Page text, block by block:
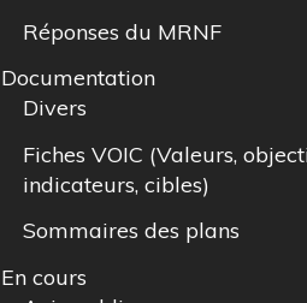
Réponses du MRNF
Documentation
Divers
Fiches VOIC (Valeurs,
indicateurs, cibles)
Sommaires des plans
En cours